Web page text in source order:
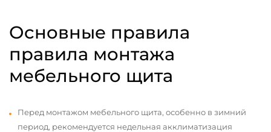
Основные правила
правила монтажа
мебельного щита
Перед монтажом мебельного щита, особенно в зимний
период, рекомендуется недельная акклиматизация